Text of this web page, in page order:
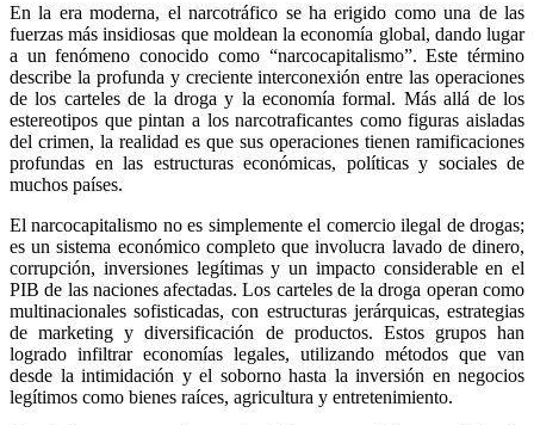
Facebook
Twitter
Whatsapp
En la era moderna, el narcotráfico se ha erigido como una de las
fuerzas más insidiosas que moldean la economía global, dando lugar
a un fenómeno conocido como “narcocapitalismo”. Este término
describe la profunda y creciente interconexión entre las operaciones
de los carteles de la droga y la economía formal. Más allá de los
estereotipos que pintan a los narcotraficantes como figuras aisladas
del crimen, la realidad es que sus operaciones tienen ramificaciones
profundas en las estructuras económicas, políticas y sociales de
muchos países.
El narcocapitalismo no es simplemente el comercio ilegal de drogas;
es un sistema económico completo que involucra lavado de dinero,
corrupción, inversiones legítimas y un impacto considerable en el
PIB de las naciones afectadas. Los carteles de la droga operan como
multinacionales sofisticadas, con estructuras jerárquicas, estrategias
de marketing y diversificación de productos. Estos grupos han
logrado infiltrar economías legales, utilizando métodos que van
desde la intimidación y el soborno hasta la inversión en negocios
legítimos como bienes raíces, agricultura y entretenimiento.